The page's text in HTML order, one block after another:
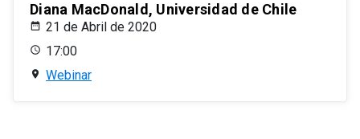
Diana MacDonald, Universidad de Chile
21 de Abril de 2020
17:00
Webinar